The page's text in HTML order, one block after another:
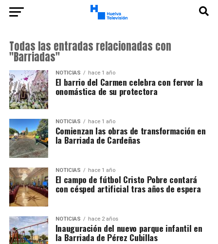
Todas las entradas relacionadas con
"Barriadas"
NOTICIAS hace 1 año
El barrio del Carmen celebra con fervor la
onomástica de su protectora
NOTICIAS hace 1 año
Comienzan las obras de transformación en
la Barriada de Cardeñas
NOTICIAS hace 1 año
El campo de fútbol Cristo Pobre contará
con césped artificial tras años de espera
NOTICIAS hace 2 años
Inauguración del nuevo parque infantil en
la Barriada de Pérez Cubillas